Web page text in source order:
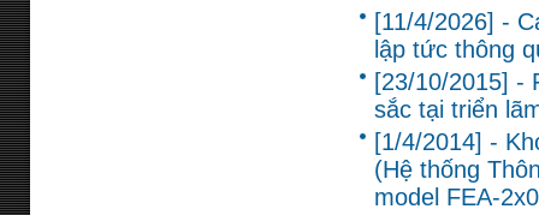
[11/4/2026] -
lập tức thông
[23/10/2015] -
sắc tại triển
[1/4/2014] -
(Hệ thống
model FEA-